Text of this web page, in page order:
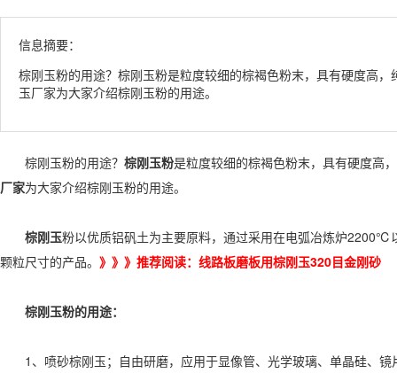
信息摘要：
棕刚玉粉的用途？棕刚玉粉是粒度较细的棕褐色粉末，具有硬度高
玉厂家为大家介绍棕刚玉粉的用途。
棕刚玉粉的用途？ 棕刚玉粉是粒度较细的棕褐色粉末，具有硬度高
厂家为大家介绍棕刚玉粉的用途。
棕刚玉粉以优质铝矾土为主要原料，通过采用在电弧冶炼炉2200℃
颗粒尺寸的产品。 》》》推荐阅读： 线路板磨板用棕刚玉320目金刚砂
棕刚玉粉的用途：
1、喷砂棕刚玉；自由研磨，应用于显像管、光学玻璃、单晶硅、镜